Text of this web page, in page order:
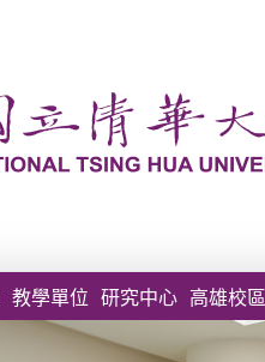
教學單位 研究中心 高雄校區